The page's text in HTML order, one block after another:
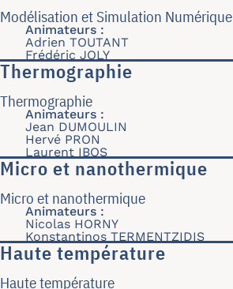
Modélisation et Simulation Numérique
Animateurs :
Adrien TOUTANT
Frédéric JOLY
Thermographie
Thermographie
Animateurs :
Jean DUMOULIN
Hervé PRON
Laurent IBOS
Micro et nanothermique
Micro et nanothermique
Animateurs :
Nicolas HORNY
Konstantinos TERMENTZIDIS
Haute température
Haute température